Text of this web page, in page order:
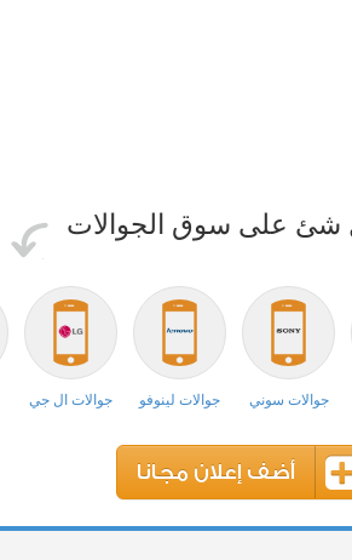
شئ على سوق الجوالات
جوالات سوني جوالات لينوفو جوالات ال جي
أضف إعلان مجانا